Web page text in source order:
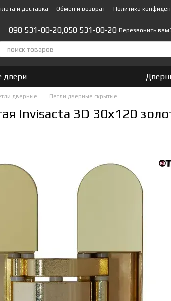
и доставка Обмен и возврат Политика
098 531-00-20,050 531-00-20 Перезвонить
двери
дверные Петли дверные скрытые
Invisacta 3D 30х120